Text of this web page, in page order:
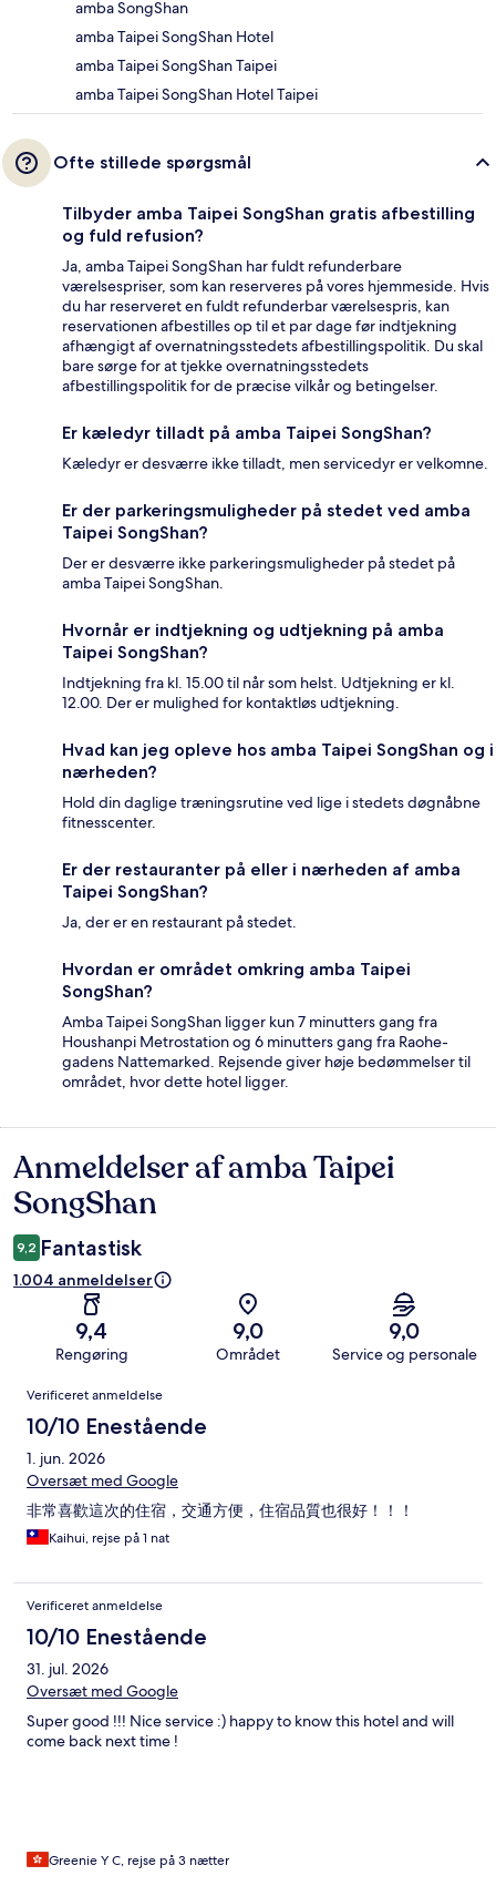
amba SongShan
amba Taipei SongShan Hotel
amba Taipei SongShan Taipei
amba Taipei SongShan Hotel Taipei
Ofte stillede spørgsmål
Tilbyder amba Taipei SongShan gratis afbestilling
og fuld refusion?
Ja, amba Taipei SongShan har fuldt refunderbare
værelsespriser, som kan reserveres på vores hjemmeside. Hvis
du har reserveret en fuldt refunderbar værelsespris, kan
reservationen afbestilles op til et par dage før indtjekning
afhængigt af overnatningsstedets afbestillingspolitik. Du skal
bare sørge for at tjekke overnatningsstedets
afbestillingspolitik for de præcise vilkår og betingelser.
Er kæledyr tilladt på amba Taipei SongShan?
Kæledyr er desværre ikke tilladt, men servicedyr er velkomne.
Er der parkeringsmuligheder på stedet ved amba
Taipei SongShan?
Der er desværre ikke parkeringsmuligheder på stedet på
amba Taipei SongShan.
Hvornår er indtjekning og udtjekning på amba
Taipei SongShan?
Indtjekning fra kl. 15.00 til når som helst. Udtjekning er kl.
12.00. Der er mulighed for kontaktløs udtjekning.
Hvad kan jeg opleve hos amba Taipei SongShan og i
nærheden?
Hold din daglige træningsrutine ved lige i stedets døgnåbne
fitnesscenter.
Er der restauranter på eller i nærheden af amba
Taipei SongShan?
Ja, der er en restaurant på stedet.
Hvordan er området omkring amba Taipei
SongShan?
Amba Taipei SongShan ligger kun 7 minutters gang fra
Houshanpi Metrostation og 6 minutters gang fra Raohe-
gadens Nattemarked. Rejsende giver høje bedømmelser til
området, hvor dette hotel ligger.
Anmeldelser
Anmeldelser af amba Taipei
SongShan
9,2 Fantastisk
1.004 anmeldelser
9,4
Rengøring
9,0
Området
9,0
Service og personale
Anmeldelser
Verificeret anmeldelse
10/10 Enestående
1. jun. 2026
Oversæt med Google
非常喜歡這次的住宿，交通方便，住宿品質也很好！！！
Kaihui, rejse på 1 nat
Verificeret anmeldelse
10/10 Enestående
31. jul. 2026
Oversæt med Google
Super good !!! Nice service :) happy to know this hotel and will
come back next time !
Greenie Y C, rejse på 3 nætter